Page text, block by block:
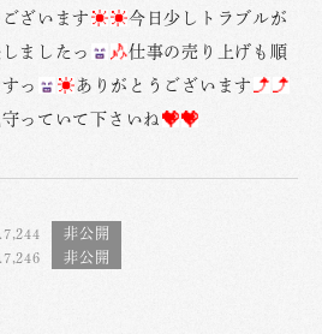
ざいます
今日少しトラブルが
ましたっ
仕事の売り上げも順
っ
ありがとうございます
っていて下さいね